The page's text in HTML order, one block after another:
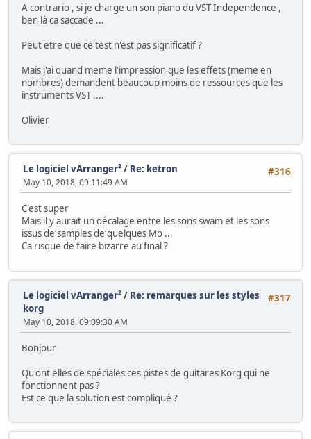
A contrario , si je charge un son piano du VST Independence ,
ben là ca saccade ...
Peut etre que ce test n'est pas significatif ?
Mais j'ai quand meme l'impression que les effets (meme en
nombres) demandent beaucoup moins de ressources que les
instruments VST ....
Olivier
#316
Le logiciel vArranger²/ Re: ketron
May 10, 2018, 09:11:49 AM
C'est super
Mais il y aurait un décalage entre les sons swam et les sons
issus de samples de quelques Mo ...
Ca risque de faire bizarre au final ?
#317
Le logiciel vArranger²/ Re: remarques sur les styles
korg
May 10, 2018, 09:09:30 AM
Bonjour
Qu'ont elles de spéciales ces pistes de guitares Korg qui ne
fonctionnent pas ?
Est ce que la solution est compliqué ?